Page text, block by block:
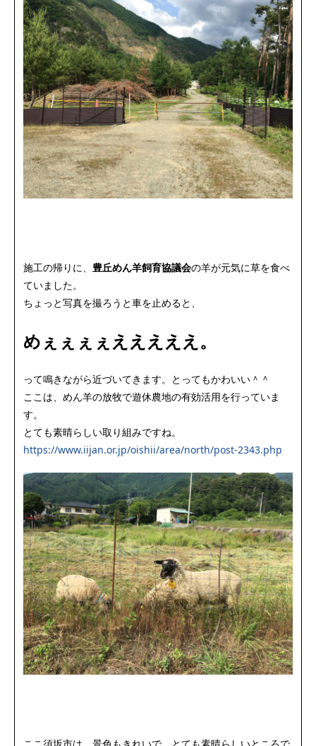
施工の帰りに、 豊丘めん羊飼育協議会の羊が元気に草を食べ
ていました。
ちょっと写真を撮ろうと車を止めると、
めぇぇぇぇえええええ。
って鳴きながら近づいてきます。とってもかわいい＾＾
ここは、めん羊の放牧で遊休農地の有効活用を行っていま
す。
とても素晴らしい取り組みですね。
https://www.iijan.or.jp/oishii/area/north/post-2343.php
ここ須坂市は、景色もきれいで、とても素晴らしいところで